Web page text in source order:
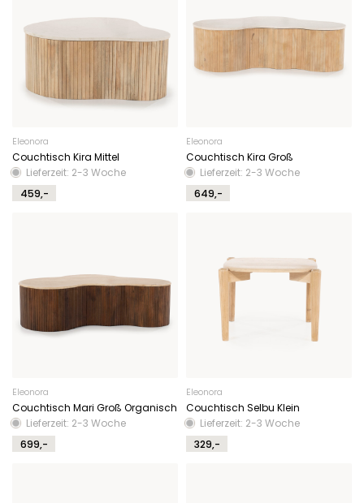
Eleonora
Couchtisch Kira Mittel
Lieferzeit: 2-3 Woche
459,-
Eleonora
Couchtisch Kira Groß
Lieferzeit: 2-3 Woche
649,-
Eleonora
Couchtisch Mari Groß Organisch
Lieferzeit: 2-3 Woche
699,-
Eleonora
Couchtisch Selbu Klein
Lieferzeit: 2-3 Woche
329,-